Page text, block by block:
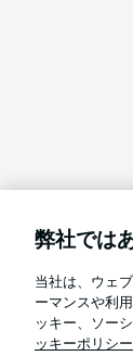
弊社では
当社は、ウェ
ーマンスや利
ッキー、ソー
ッキーポリシー